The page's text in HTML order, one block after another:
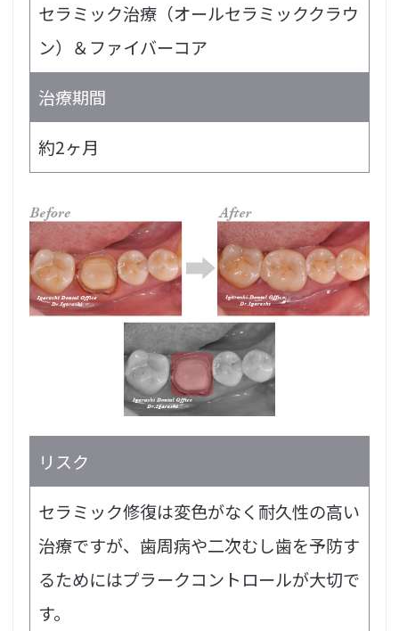
セラミック治療（オールセラミッククラウ
ン）＆ファイバーコア
治療期間
約2ヶ月
リスク
セラミック修復は変色がなく耐久性の高い
治療ですが、歯周病や二次むし歯を予防す
るためにはプラークコントロールが大切で
す。